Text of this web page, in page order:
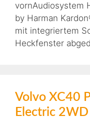
vornAudiosystem
by Harman
mit integriertem
Heckfenster
Volvo XC40
Electric 2WD